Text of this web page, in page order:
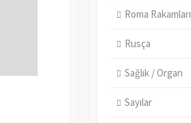
Roma Rakamları
Rusça
Sağlık / Organ
Sayılar